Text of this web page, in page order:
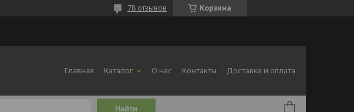
Корзина
78 отзывов
Главная Каталог О нас Контакты Доставка и оплата
Найти